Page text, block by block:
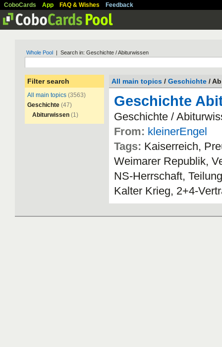
CoboCards App FAQ & Wishes Feedback
Whole Pool | Search in: Geschichte / Abiturwissen
Filter search
All main topics (3563)
Geschichte (47)
Abiturwissen (1)
All main topics / Geschichte /
Geschichte
Geschichte /
From: kleinerEngel
Tags: Kaiserreich,
Weimarer Republik,
NS-Herrschaft, Teilung
Kalter Krieg, 2+4-